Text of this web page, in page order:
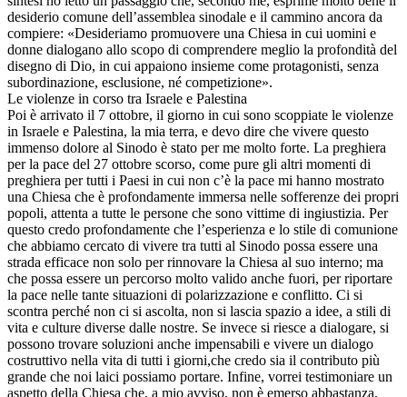
desiderio comune dell’assemblea sinodale e il cammino ancora da
compiere: «Desideriamo promuovere una Chiesa in cui uomini e
donne dialogano allo scopo di comprendere meglio la profondità del
disegno di Dio, in cui appaiono insieme come protagonisti, senza
subordinazione, esclusione, né competizione».
Le violenze in corso tra Israele e Palestina
Poi è arrivato il 7 ottobre, il giorno in cui sono scoppiate le violenze
in Israele e Palestina, la mia terra, e devo dire che vivere questo
immenso dolore al Sinodo è stato per me molto forte. La preghiera
per la pace del 27 ottobre scorso, come pure gli altri momenti di
preghiera per tutti i Paesi in cui non c’è la pace mi hanno mostrato
una Chiesa che è profondamente immersa nelle sofferenze dei propri
popoli, attenta a tutte le persone che sono vittime di ingiustizia. Per
questo credo profondamente che l’esperienza e lo stile di comunione
che abbiamo cercato di vivere tra tutti al Sinodo possa essere una
strada efficace non solo per rinnovare la Chiesa al suo interno; ma
che possa essere un percorso molto valido anche fuori, per riportare
la pace nelle tante situazioni di polarizzazione e conflitto. Ci si
scontra perché non ci si ascolta, non si lascia spazio a idee, a stili di
vita e culture diverse dalle nostre. Se invece si riesce a dialogare, si
possono trovare soluzioni anche impensabili e vivere un dialogo
costruttivo nella vita di tutti i giorni,che credo sia il contributo più
grande che noi laici possiamo portare. Infine, vorrei testimoniare un
aspetto della Chiesa che, a mio avviso, non è emerso abbastanza,